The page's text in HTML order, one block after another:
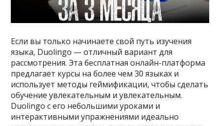
Если вы только начинаете свой путь изучения
языка, Duolingo — отличный вариант для
рассмотрения. Эта бесплатная онлайн-платформа
предлагает курсы на более чем 30 языках и
использует методы геймификации, чтобы сделать
обучение увлекательным и увлекательным.
Duolingo с его небольшими уроками и
интерактивными упражнениями идеально